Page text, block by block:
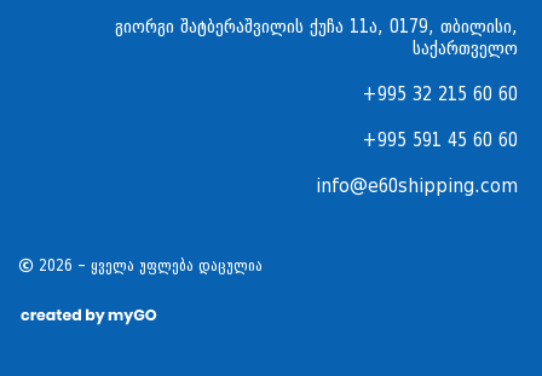
გიორგი შატბერაშვილის ქუჩა 11ა, 0179, თბილისი,
საქართველო
+995 32 215 60 60
+995 591 45 60 60
info@e60shipping.com
2026 - ყველა უფლება დაცულია